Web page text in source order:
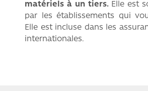
matériels à un tiers.Elle est
par les établissements qui
Elle est incluse dans les
internationales.